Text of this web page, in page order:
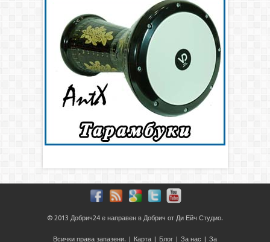
© 2013 Добрич24 е направен в Добрич от Ди Ейч Студио.
Всички права запазени. | Карта | Блог | За нас | За